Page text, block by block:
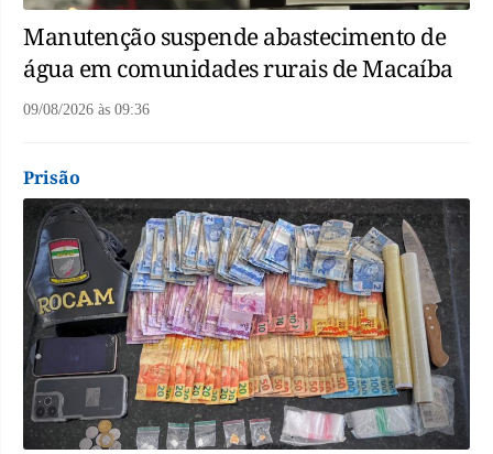
Manutenção suspende abastecimento de
água em comunidades rurais de Macaíba
09/08/2026 às 09:36
Prisão